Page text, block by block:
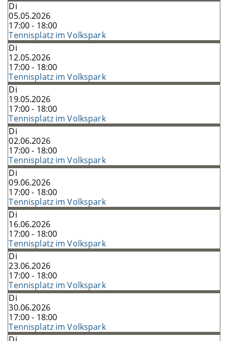
Di
05.05.2026
17:00 - 18:00
Tennisplatz im Volkspark
Di
12.05.2026
17:00 - 18:00
Tennisplatz im Volkspark
Di
19.05.2026
17:00 - 18:00
Tennisplatz im Volkspark
Di
02.06.2026
17:00 - 18:00
Tennisplatz im Volkspark
Di
09.06.2026
17:00 - 18:00
Tennisplatz im Volkspark
Di
16.06.2026
17:00 - 18:00
Tennisplatz im Volkspark
Di
23.06.2026
17:00 - 18:00
Tennisplatz im Volkspark
Di
30.06.2026
17:00 - 18:00
Tennisplatz im Volkspark